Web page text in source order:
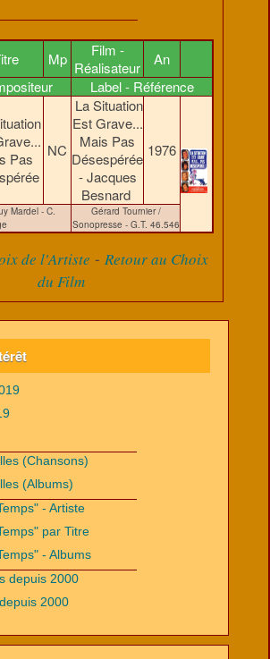
Mp
Film -
Réalisateur
An
Label - Référence
Pas
NC
La Situation
Est Grave...
Mais Pas
Désespérée
- Jacques
Besnard
1976
Mardel - C.
Gérard Tournier /
Sonopresse - G.T. 46.546
de l'Artiste - Retour au Choix
du Film
(Chansons)
(Albums)
- Artiste
par Titre
- Albums
depuis 2000
2000